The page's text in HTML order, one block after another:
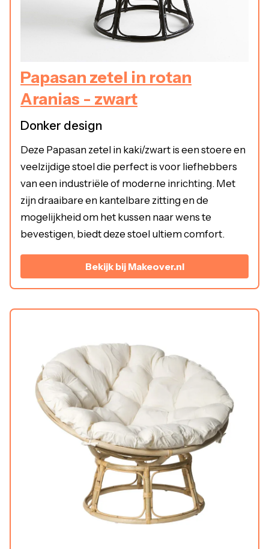
Papasan zetel in rotan
Aranias - zwart
Donker design
Deze Papasan zetel in kaki/zwart is een stoere en
veelzijdige stoel die perfect is voor liefhebbers
van een industriële of moderne inrichting. Met
zijn draaibare en kantelbare zitting en de
mogelijkheid om het kussen naar wens te
bevestigen, biedt deze stoel ultiem comfort.
Bekijk bij Makeover.nl